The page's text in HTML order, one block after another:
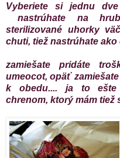
Vyberiete si jednu
nastrúhate na
sterilizované uhorky
chuti, tiež nastrúhate ako
zamiešate pridáte
umeocot, opäť
k obedu.... ja to ešte
chrenom, ktorý mám tiež